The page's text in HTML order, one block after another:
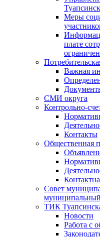
Меры
плате
Важная
СМИ округа
Контрольно-
Контакты
Общественная
Совет
ТИК
Новости
Работа с